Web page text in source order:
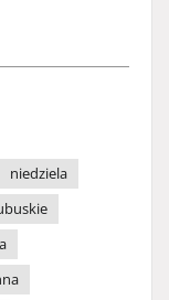
niedziela